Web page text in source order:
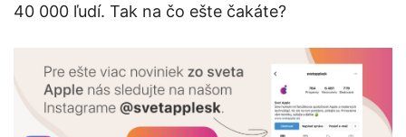
40 000 ľudí. Tak na čo ešte čakáte?